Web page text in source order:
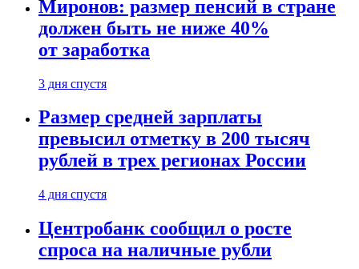
Миронов: размер пенсий в стране
должен быть не ниже 40%
от заработка
3 дня спустя
Размер средней зарплаты
превысил отметку в 200 тысяч
рублей в трех регионах России
4 дня спустя
Центробанк сообщил о росте
спроса на наличные рубли